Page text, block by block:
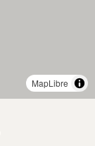
MapLibre